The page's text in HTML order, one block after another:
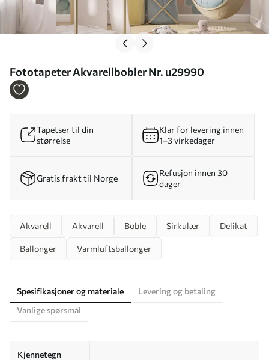
Fototapeter Akvarellbobler Nr. u29990
Tapetser til din
størrelse
Klar for levering innen
1–3 virkedager
Gratis frakt til Norge
Refusjon innen 30
dager
Akvarell Akvarell Boble Sirkulær Delikat
Ballonger Varmluftsballonger
Spesifikasjoner og materiale
Levering og betaling
Vanlige spørsmål
Kjennetegn